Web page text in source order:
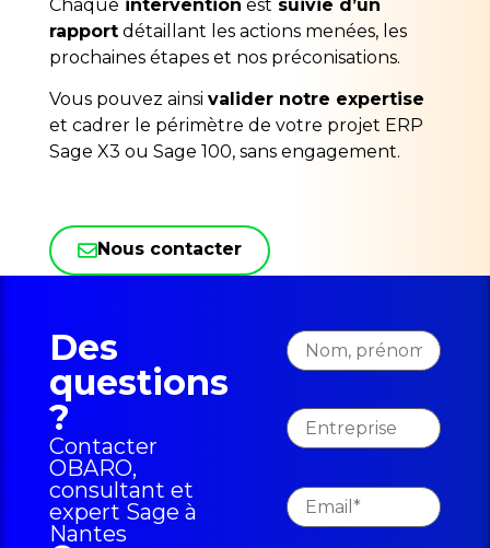
Chaque intervention est suivie d’un
rapportdétaillant les actions menées, les
prochaines étapes et nos préconisations.
Vous pouvez ainsi valider notre expertise
et cadrer le périmètre de votre projet ERP
Sage X3 ou Sage 100, sans engagement.
Nous contacter
Des
questions
?
Contacter
OBARO,
consultant et
expert Sage à
Nantes